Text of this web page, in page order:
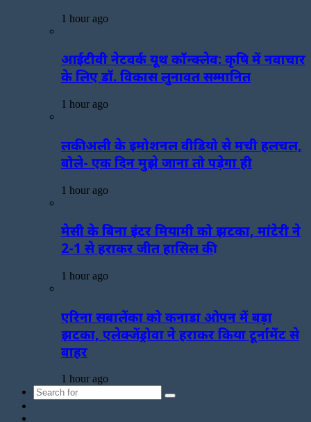
1 hour ago
आईटीवी नेटवर्क यूथ कॉन्क्लेव: कृषि में नवाचार
के लिए डॉ. विकास लुनावत सम्मानित
1 hour ago
लकी अली के इमोशनल वीडियो से मची हलचल,
बोले- एक दिन मुझे जाना तो पड़ेगा ही
1 hour ago
मेसी के बिना इंटर मियामी को झटका, मांटेरी ने
2-1 से हराकर जीत हासिल की
1 hour ago
एरिना सबालेंका को कनाडा ओपन में बड़ा
झटका, एलेक्जेंड्रोवा ने हराकर किया टूर्नामेंट से
बाहर
1 hour ago
Search